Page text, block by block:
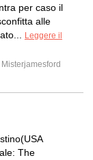
per caso il
alle
Leggere il
Misterjamesford
The